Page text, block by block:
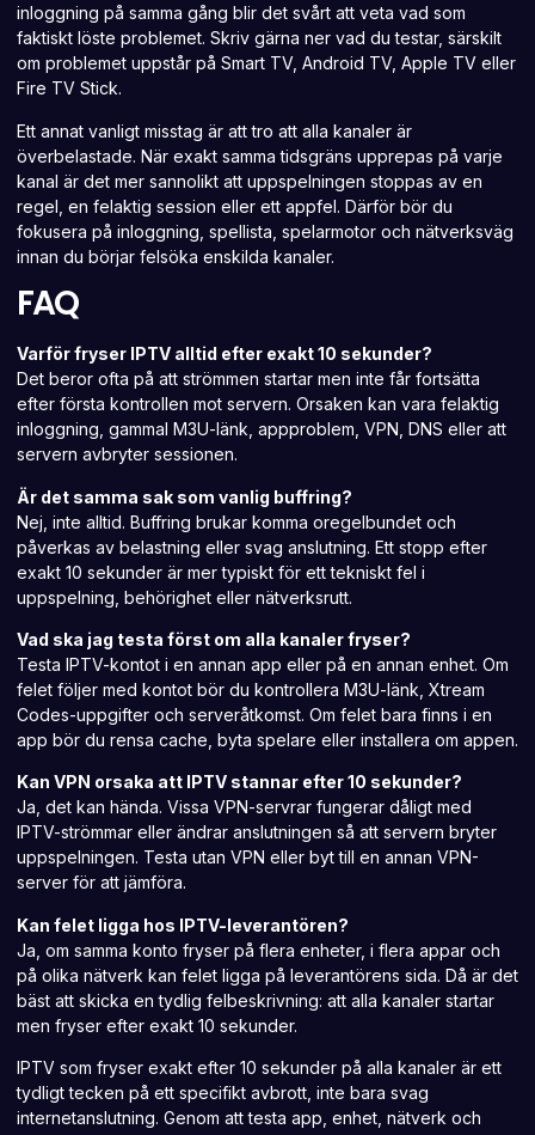
inloggning på samma gång blir det svårt att veta vad som
faktiskt löste problemet. Skriv gärna ner vad du testar, särskilt
om problemet uppstår på Smart TV, Android TV, Apple TV eller
Fire TV Stick.
Ett annat vanligt misstag är att tro att alla kanaler är
överbelastade. När exakt samma tidsgräns upprepas på varje
kanal är det mer sannolikt att uppspelningen stoppas av en
regel, en felaktig session eller ett appfel. Därför bör du
fokusera på inloggning, spellista, spelarmotor och nätverksväg
innan du börjar felsöka enskilda kanaler.
FAQ
Varför fryser IPTV alltid efter exakt 10 sekunder?
Det beror ofta på att strömmen startar men inte får fortsätta
efter första kontrollen mot servern. Orsaken kan vara felaktig
inloggning, gammal M3U-länk, appproblem, VPN, DNS eller att
servern avbryter sessionen.
Är det samma sak som vanlig buffring?
Nej, inte alltid. Buffring brukar komma oregelbundet och
påverkas av belastning eller svag anslutning. Ett stopp efter
exakt 10 sekunder är mer typiskt för ett tekniskt fel i
uppspelning, behörighet eller nätverksrutt.
Vad ska jag testa först om alla kanaler fryser?
Testa IPTV-kontot i en annan app eller på en annan enhet. Om
felet följer med kontot bör du kontrollera M3U-länk, Xtream
Codes-uppgifter och serveråtkomst. Om felet bara finns i en
app bör du rensa cache, byta spelare eller installera om appen.
Kan VPN orsaka att IPTV stannar efter 10 sekunder?
Ja, det kan hända. Vissa VPN-servrar fungerar dåligt med
IPTV-strömmar eller ändrar anslutningen så att servern bryter
uppspelningen. Testa utan VPN eller byt till en annan VPN-
server för att jämföra.
Kan felet ligga hos IPTV-leverantören?
Ja, om samma konto fryser på flera enheter, i flera appar och
på olika nätverk kan felet ligga på leverantörens sida. Då är det
bäst att skicka en tydlig felbeskrivning: att alla kanaler startar
men fryser efter exakt 10 sekunder.
IPTV som fryser exakt efter 10 sekunder på alla kanaler är ett
tydligt tecken på ett specifikt avbrott, inte bara svag
internetanslutning. Genom att testa app, enhet, nätverk och